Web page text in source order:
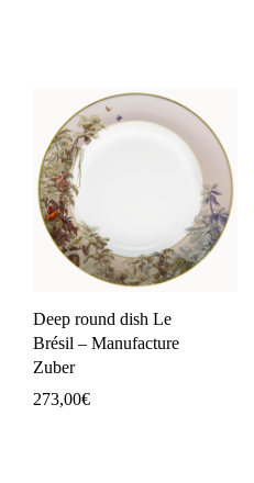
Deep round dish Le
Brésil – Manufacture
Zuber
273,00€